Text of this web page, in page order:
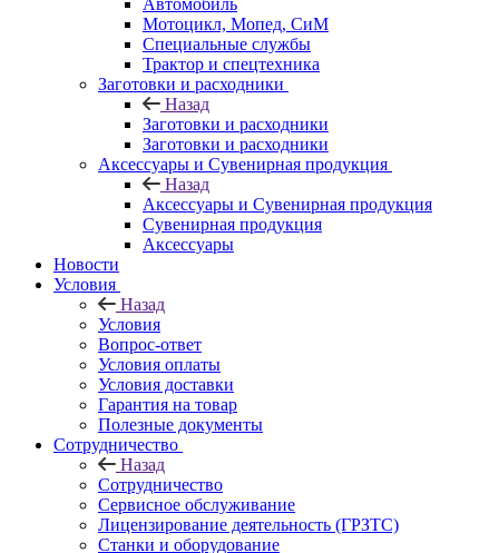
Автомобиль
Мотоцикл, Мопед, СиМ
Специальные службы
Трактор и спецтехника
Заготовки и расходники
Назад
Заготовки и расходники
Заготовки и расходники
Аксессуары и Сувенирная продукция
Назад
Аксессуары и Сувенирная продукция
Сувенирная продукция
Аксессуары
Новости
Условия
Назад
Условия
Вопрос-ответ
Условия оплаты
Условия доставки
Гарантия на товар
Полезные документы
Сотрудничество
Назад
Сотрудничество
Сервисное обслуживание
Лицензирование деятельность (ГРЗТС)
Станки и оборудование